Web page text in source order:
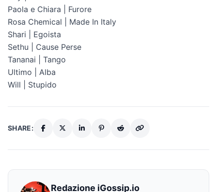
Paola e Chiara | Furore
Rosa Chemical | Made In Italy
Shari | Egoista
Sethu | Cause Perse
Tananai | Tango
Ultimo | Alba
Will | Stupido
SHARE:
Redazione iGossip.io